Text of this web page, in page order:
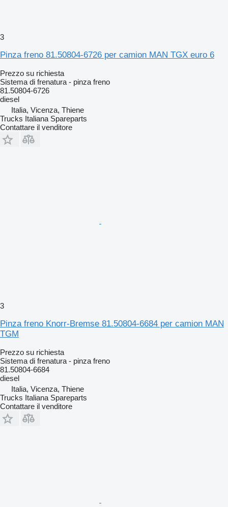
3
Pinza freno 81.50804-6726 per camion MAN TGX euro 6
Prezzo su richiesta
Sistema di frenatura - pinza freno
81.50804-6726
diesel
Italia, Vicenza, Thiene
Trucks Italiana Spareparts
Contattare il venditore
3
Pinza freno Knorr-Bremse 81.50804-6684 per camion MAN
TGM
Prezzo su richiesta
Sistema di frenatura - pinza freno
81.50804-6684
diesel
Italia, Vicenza, Thiene
Trucks Italiana Spareparts
Contattare il venditore